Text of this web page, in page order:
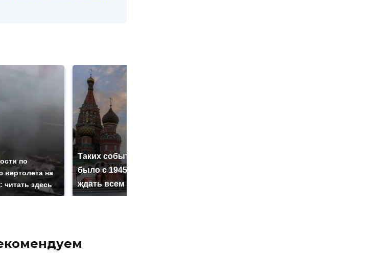
по
вертолета на
читать здесь
Таких событий не
было с 1945: чего
ждать всем нам?